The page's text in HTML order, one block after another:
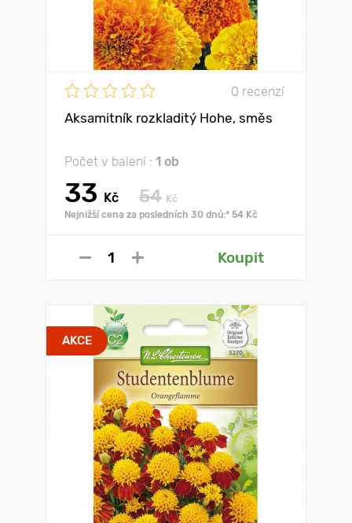
0 recenzí
Aksamitník rozkladitý Hohe, směs
Počet v balení : 1 ob
33 Kč 54 Kč
Nejnižší cena za posledních 30 dnů:* 54 Kč
Koupit
AKCE